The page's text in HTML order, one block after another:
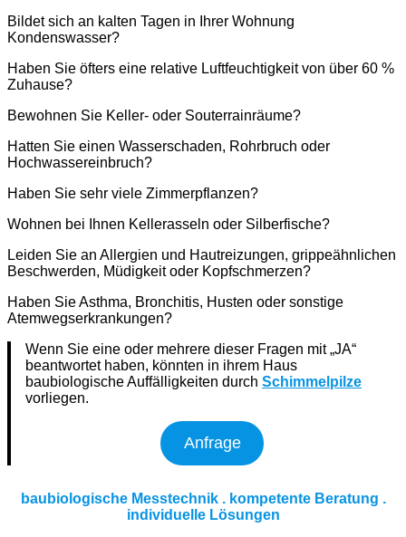
Bildet sich an kalten Tagen in Ihrer Wohnung
Kondenswasser?
Haben Sie öfters eine relative Luftfeuchtigkeit von über 60 %
Zuhause?
Bewohnen Sie Keller- oder Souterrainräume?
Hatten Sie einen Wasserschaden, Rohrbruch oder
Hochwassereinbruch?
Haben Sie sehr viele Zimmerpflanzen?
Wohnen bei Ihnen Kellerasseln oder Silberfische?
Leiden Sie an Allergien und Hautreizungen, grippeähnlichen
Beschwerden, Müdigkeit oder Kopfschmerzen?
Haben Sie Asthma, Bronchitis, Husten oder sonstige
Atemwegserkrankungen?
Wenn Sie eine oder mehrere dieser Fragen mit „JA“
beantwortet haben, könnten in ihrem Haus
baubiologische Auffälligkeiten durch Schimmelpilze
vorliegen.
Anfrage
baubiologische Messtechnik . kompetente Beratung .
individuelle Lösungen